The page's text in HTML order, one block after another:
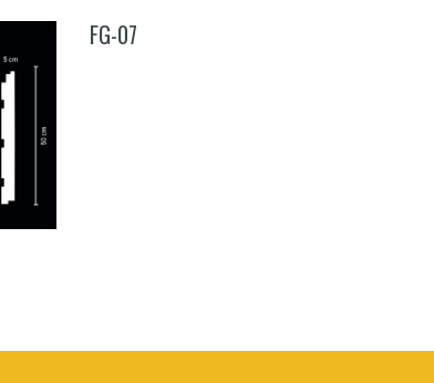
FG-07